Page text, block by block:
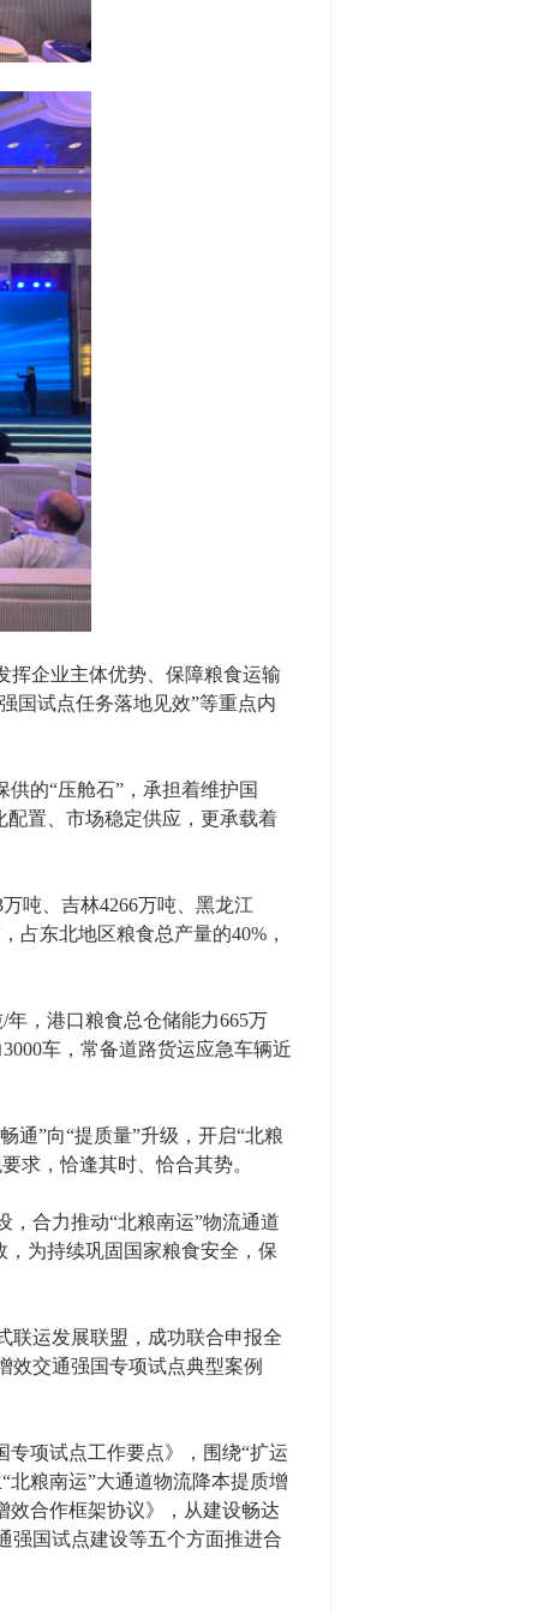
企业主体优势、保障粮食运输
国试点任务落地见效”等重点内
的“压舱石”，承担着维护国
配置、市场稳定供应，更承载着
吨、吉林4266万吨、黑龙江
占东北地区粮食总产量的40%，
，港口粮食总仓储能力665万
车，常备道路货运应急车辆近
”向“提质量”升级，开启“北粮
求，恰逢其时、恰合其势。
合力推动“北粮南运”物流通道
，为持续巩固国家粮食安全，保
联运发展联盟，成功联合申报全
效交通强国专项试点典型案例
项试点工作要点》，围绕“扩运
粮南运”大通道物流降本提质增
效合作框架协议》，从建设畅达
强国试点建设等五个方面推进合